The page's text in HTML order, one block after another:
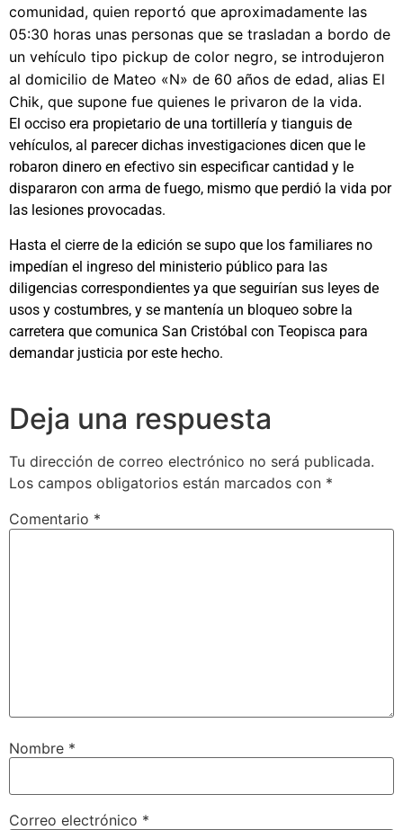
comunidad, quien reportó que aproximadamente las
05:30 horas unas personas que se trasladan a bordo de
un vehículo tipo pickup de color negro, se introdujeron
al domicilio de Mateo «N» de 60 años de edad, alias El
Chik, que supone fue quienes le privaron de la vida.
El occiso era propietario de una tortillería y tianguis de
vehículos, al parecer dichas investigaciones dicen que le
robaron dinero en efectivo sin especificar cantidad y le
dispararon con arma de fuego, mismo que perdió la vida por
las lesiones provocadas.
Hasta el cierre de la edición se supo que los familiares no
impedían el ingreso del ministerio público para las
diligencias correspondientes ya que seguirían sus leyes de
usos y costumbres, y se mantenía un bloqueo sobre la
carretera que comunica San Cristóbal con Teopisca para
demandar justicia por este hecho.
Deja una respuesta
Tu dirección de correo electrónico no será publicada.
Los campos obligatorios están marcados con *
Comentario *
Nombre *
Correo electrónico *